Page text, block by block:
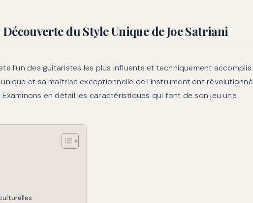
du Style Unique de Joe Satriani
l’un des guitaristes les plus influents et techniquement accomplis
et sa maîtrise exceptionnelle de l’instrument ont révolutionné
en détail les caractéristiques qui font de son jeu une